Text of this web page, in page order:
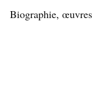
Biographie, œuvres